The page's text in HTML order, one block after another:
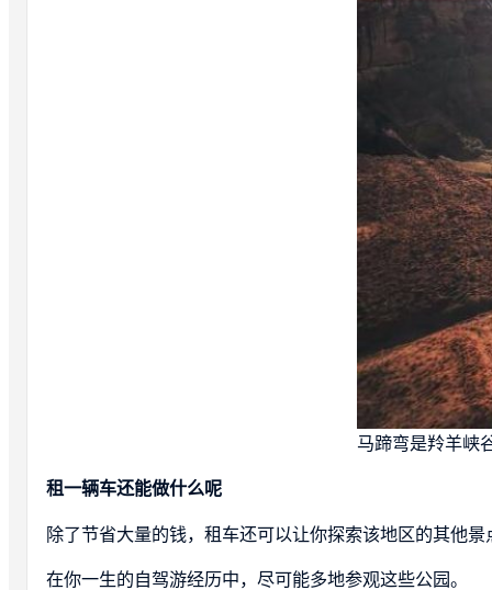
马蹄弯是羚羊峡
租一辆车还能做什么呢
除了节省大量的钱，租车还可以让你探索该地区的其他
在你一生的自驾游经历中，尽可能多地参观这些公园。